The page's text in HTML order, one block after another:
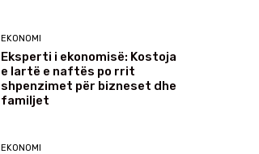
EKONOMI
Eksperti i ekonomisë: Kostoja
e lartë e naftës po rrit
shpenzimet për bizneset dhe
familjet
EKONOMI